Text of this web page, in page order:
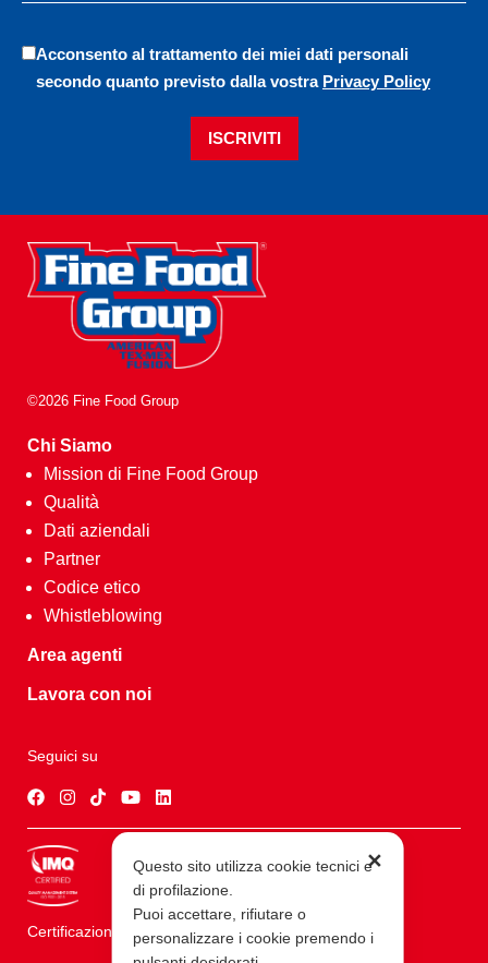
Acconsento al trattamento dei miei dati personali
secondo quanto previsto dalla vostra Privacy Policy
ISCRIVITI
©2026 Fine Food Group
Chi Siamo
Mission di Fine Food Group
Qualità
Dati aziendali
Partner
Codice etico
Whistleblowing
Area agenti
Lavora con noi
Seguici su
Certificazioni ISO 9001
✕
Questo sito utilizza cookie tecnici e
di profilazione.
Puoi accettare, rifiutare o
personalizzare i cookie premendo i